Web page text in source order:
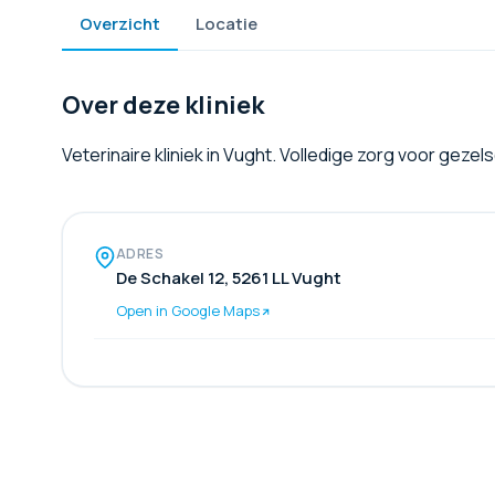
Overzicht Locatie
Over deze kliniek
Veterinaire kliniek in Vught. Volledige zorg voor
ADRES
De Schakel 12, 5261 LL Vught
Open in Google Maps